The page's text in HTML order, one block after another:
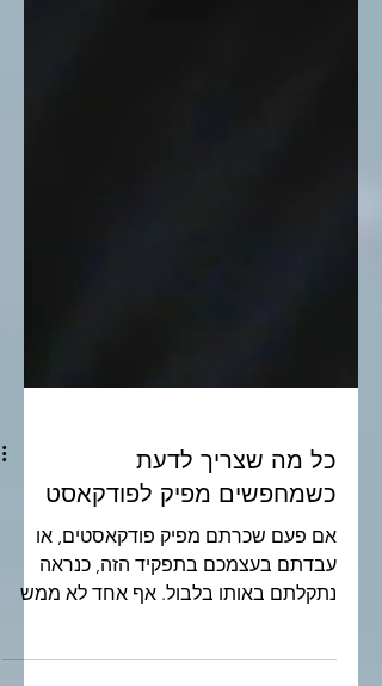
כל מה שצריך לדעת
כשמחפשים מפיק לפודקאסט
אם פעם שכרתם מפיק פודקאסטים, או